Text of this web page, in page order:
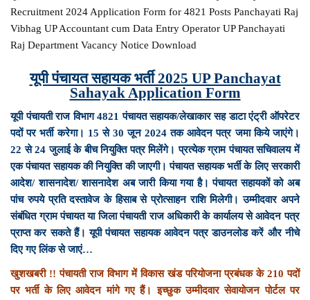
Recruitment 2024 Application Form for 4821 Posts Panchayati Raj
Vibhag UP Accountant cum Data Entry Operator UP Panchayati
Raj Department Vacancy Notice Download
यूपी पंचायत सहायक भर्ती 2025 UP Panchayat
Sahayak Application Form
यूपी पंचायती राज विभाग 4821 पंचायत सहायक/लेखाकार सह डाटा एंट्री ऑपरेटर
पदों पर भर्ती करेगा। 15 से 30 जून 2024 तक आवेदन पत्र जमा किये जाएंगे।
22 से 24 जुलाई के बीच नियुक्ति पत्र मिलेंगे। प्रत्येक ग्राम पंचायत सचिवालय में
एक पंचायत सहायक की नियुक्ति की जाएगी। पंचायत सहायक भर्ती के लिए सरकारी
आदेश/ शासनादेश/ शासनादेश अब जारी किया गया है। पंचायत सहायकों को अब
पांच रुपये प्रति दस्तावेज के हिसाब से प्रोत्साहन राशि मिलेगी। उम्मीदवार अपने
संबंधित ग्राम पंचायत या जिला पंचायती राज अधिकारी के कार्यालय से आवेदन पत्र
प्राप्त कर सकते हैं। यूपी पंचायत सहायक आवेदन पत्र डाउनलोड करें और नीचे
दिए गए लिंक से जाएं…
खुशखबरी !! पंचायती राज विभाग में विकास खंड परियोजना प्रबंधक के 210 पदों
पर भर्ती के लिए आवेदन मांगे गए हैं। इच्छुक उम्मीदवार सेवायोजन पोर्टल पर